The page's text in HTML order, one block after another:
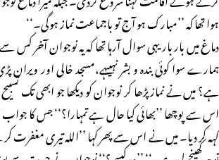
ہوا تھا کہ ’’مبارک ہو آج تو باجماعت نماز ہوگی۔‘‘
دماغ میں بار بار یہی سوال آرہا تھا کہ یہ نوجوان آخر
ہمارے سوا کوئی بندہ و بشر نہیںہے،مسجد خالی اور ویران
ہے؟ میں نے نماز پڑھا کر نوجوان کو دیکھا جو ابھی تک
اس سے پوچھا ’’بھائی کیا حال ہے تمہارا؟‘‘ جس کا جواب
کہہ کر دیا۔ میں نے اس سے پھر کہا ’’اللہ تیری